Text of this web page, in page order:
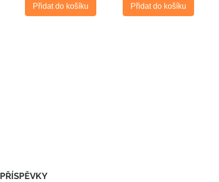
Přidat do košíku Přidat do košíku
PŘÍSPĚVKY